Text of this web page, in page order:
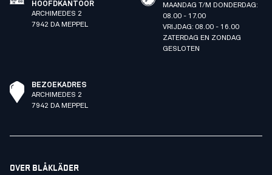
HOOFDKANTOOR
ARCHIMEDES 2
7942 DA MEPPEL
MAANDAG T/M DONDERDAG:
08.00 - 17.00
VRIJDAG: 08.00 - 16.00
ZATERDAG EN ZONDAG
GESLOTEN
BEZOEKADRES
ARCHIMEDES 2
7942 DA MEPPEL
OVER BLÅKLÄDER